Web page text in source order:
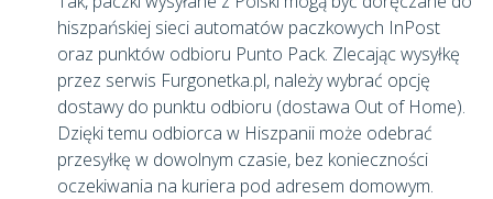
hiszpańskiej sieci automatów paczkowych InPost
oraz punktów odbioru Punto Pack. Zlecając wysyłkę
przez serwis Furgonetka.pl, należy wybrać opcję
dostawy do punktu odbioru (dostawa Out of Home).
Dzięki temu odbiorca w Hiszpanii może odebrać
przesyłkę w dowolnym czasie, bez konieczności
oczekiwania na kuriera pod adresem domowym.